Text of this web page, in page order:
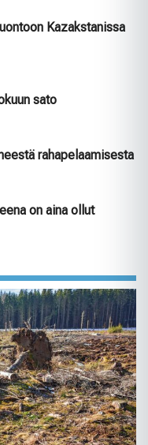
Kazakstanissa
sato
rahapelaamisesta
on aina ollut